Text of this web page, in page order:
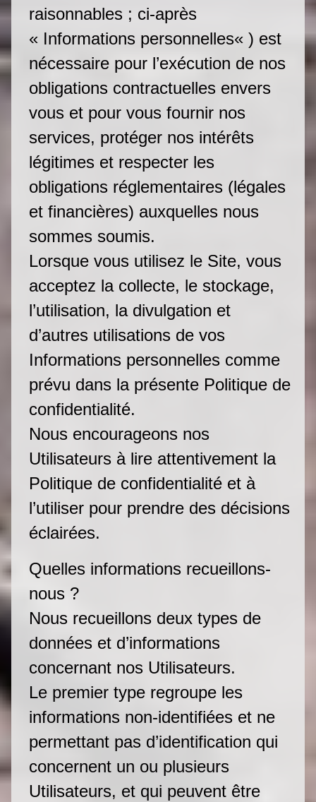
raisonnables ; ci-après
« Informations personnelles« ) est
nécessaire pour l’exécution de nos
obligations contractuelles envers
vous et pour vous fournir nos
services, protéger nos intérêts
légitimes et respecter les
obligations réglementaires (légales
et financières) auxquelles nous
sommes soumis.
Lorsque vous utilisez le Site, vous
acceptez la collecte, le stockage,
l’utilisation, la divulgation et
d’autres utilisations de vos
Informations personnelles comme
prévu dans la présente Politique de
confidentialité.
Nous encourageons nos
Utilisateurs à lire attentivement la
Politique de confidentialité et à
l’utiliser pour prendre des décisions
éclairées.
Quelles informations recueillons-
nous ?
Nous recueillons deux types de
données et d’informations
concernant nos Utilisateurs.
Le premier type regroupe les
informations non-identifiées et ne
permettant pas d’identification qui
concernent un ou plusieurs
Utilisateurs, et qui peuvent être